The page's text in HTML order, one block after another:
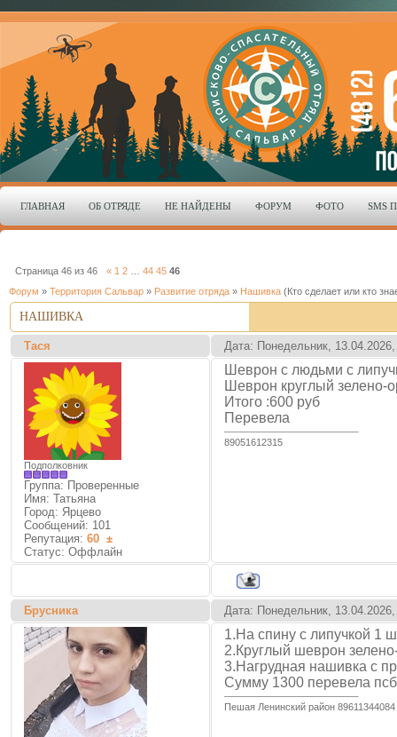
ГЛАВНАЯ ОБ ОТРЯДЕ НЕ НАЙДЕНЫ ФОРУМ ФОТО SMS
Страница 46 из 46 « 1 2 44 45 46
Форум » Территория Сальвар » Развитие отряда » Нашивка (Кто сделает или кто
НАШИВКА
Тася Дата: Понедельник,
Подполковник
Группа: Проверенные
Имя: Татьяна
Город: Ярцево
Сообщений: 101
Репутация: 60 ±
Статус: Оффлайн
Шеврон с людьми с
Шеврон круглый зелено-
Итого :600 руб
Перевела
89051612315
Брусника Дата: Понедельник,
1.На спину с липучкой 1
2.Круглый шеврон
3.Нагрудная нашивка с
Сумму 1300 перевела
Пешая Ленинский район 89611344084